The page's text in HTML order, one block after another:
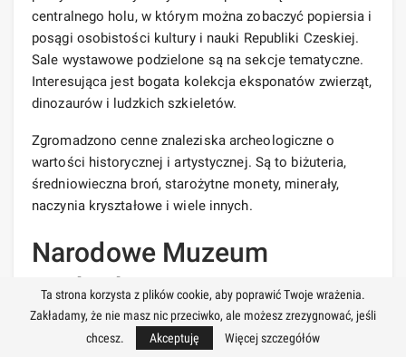
centralnego holu, w którym można zobaczyć popiersia i
posągi osobistości kultury i nauki Republiki Czeskiej.
Sale wystawowe podzielone są na sekcje tematyczne.
Interesująca jest bogata kolekcja eksponatów zwierząt,
dinozaurów i ludzkich szkieletów.
Zgromadzono cenne znaleziska archeologiczne o
wartości historycznej i artystycznej. Są to biżuteria,
średniowieczna broń, starożytne monety, minerały,
naczynia kryształowe i wiele innych.
Narodowe Muzeum
Techniki
Ta strona korzysta z plików cookie, aby poprawić Twoje wrażenia.
Zakładamy, że nie masz nic przeciwko, ale możesz zrezygnować, jeśli
chcesz.
Akceptuję Więcej szczegółów